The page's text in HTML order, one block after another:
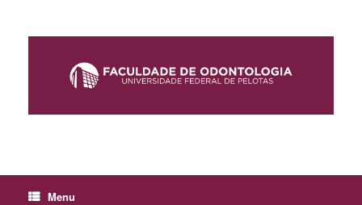
content
Menu